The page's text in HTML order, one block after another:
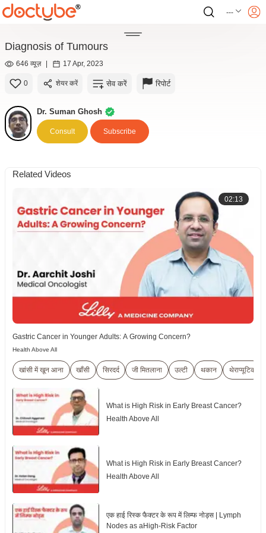
---
Diagnosis of Tumours
646 व्यूज़ | 17 Apr, 2023
0 शेयर करें सेव करें रिपोर्ट
Dr. Suman Ghosh
Consult Subscribe
Related Videos
02:13
Gastric Cancer in Younger Adults: A Growing Concern?
Health Above All
खांसी में खून आना खाँसी सिरदर्द जी मितलाना उल्टी थकान थेराप्यूटिक
What is High Risk in Early Breast Cancer?
Health Above All
What is High Risk in Early Breast Cancer?
Health Above All
एक हाई रिस्क फैक्टर के रूप में लिम्फ नोड्स | Lymph
Nodes as aHigh-Risk Factor